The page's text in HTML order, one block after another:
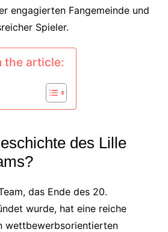
engagierten Fangemeinde und
Spieler.
the article:
des Lille
das Ende des 20.
wurde, hat eine reiche
wettbewerbsorientierten